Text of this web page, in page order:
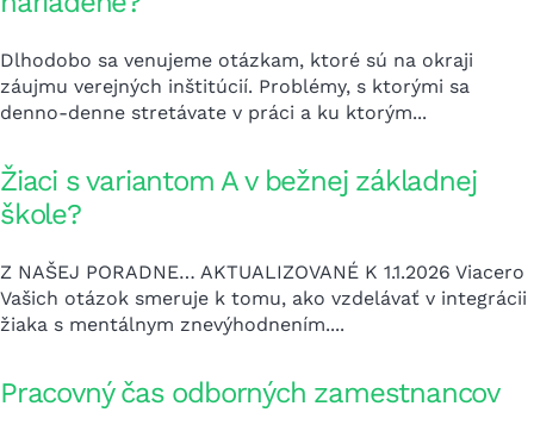
Dlhodobo sa venujeme otázkam, ktoré sú na okraji
záujmu verejných inštitúcií. Problémy, s ktorými sa
denno-denne stretávate v práci a ku ktorým...
Žiaci s variantom A v bežnej základnej
škole?
Z NAŠEJ PORADNE… AKTUALIZOVANÉ K 1.1.2026 Viacero
Vašich otázok smeruje k tomu, ako vzdelávať v integrácii
žiaka s mentálnym znevýhodnením....
Pracovný čas odborných zamestnancov